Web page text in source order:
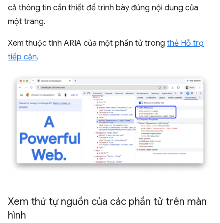
cả thông tin cần thiết để trình bày đúng nội dung của
một trang.
Xem thuộc tính ARIA của một phần tử trong thẻ Hỗ trợ
tiếp cận.
Xem thứ tự nguồn của các phần tử trên màn
hình